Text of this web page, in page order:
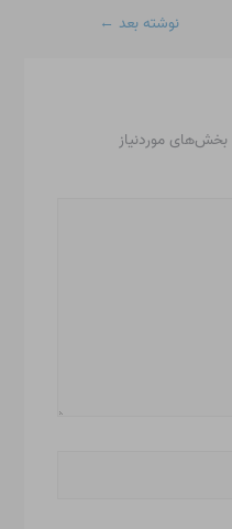
نوشته بعد ←
بخش‌های موردنیاز